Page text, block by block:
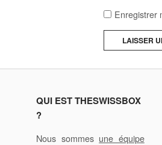
Enregistrer
l
e
a
QUI EST THESWISSBOX
?
Nous sommes une équipe